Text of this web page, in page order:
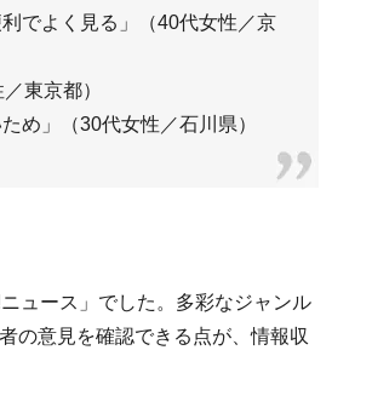
でよく見る」（40代女性／京
東京都）
め」（30代女性／石川県）
ュース」でした。多彩なジャンル
の意見を確認できる点が、情報収